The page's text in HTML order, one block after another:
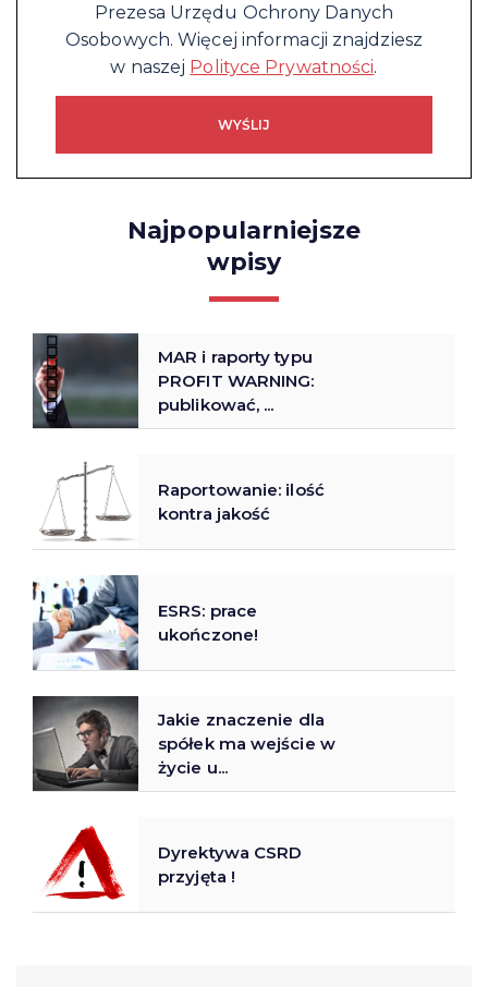
Prezesa Urzędu Ochrony Danych
Osobowych. Więcej informacji znajdziesz
w naszej Polityce Prywatności.
Najpopularniejsze
wpisy
MAR i raporty typu
PROFIT WARNING:
publikować, ...
Raportowanie: ilość
kontra jakość
ESRS: prace
ukończone!
Jakie znaczenie dla
spółek ma wejście w
życie u...
Dyrektywa CSRD
przyjęta !